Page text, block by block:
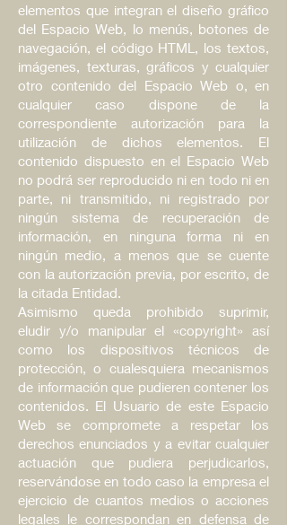
elementos que integran el diseño gráfico
del Espacio Web, lo menús, botones de
navegación, el código HTML, los textos,
imágenes, texturas, gráficos y cualquier
otro contenido del Espacio Web o, en
cualquier caso dispone de la
correspondiente autorización para la
utilización de dichos elementos. El
contenido dispuesto en el Espacio Web
no podrá ser reproducido ni en todo ni en
parte
ni transmitido, ni registrado por
ningún sistema de recuperación de
información, en ninguna forma ni en
ningún medio, a menos que se cuente
con la autorización previa, por escrito, de
la citada Entidad.
Asimismo queda prohibido suprimir,
eludir y/o manipular el «copyright» así
como los dispositivos técnicos de
protección, o cualesquiera mecanismos
de información que pudieren contener los
contenidos. El Usuario de este Espacio
Web se compromete a respetar los
derechos enunciados y a evitar cualquier
actuación que pudiera perjudicarlos,
reservándose en todo caso la empresa el
ejercicio de cuantos medios o acciones
legales le correspondan en defensa de